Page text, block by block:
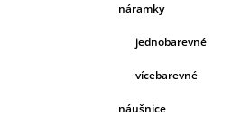
náramky
jednobarevné
vícebarevné
náušnice